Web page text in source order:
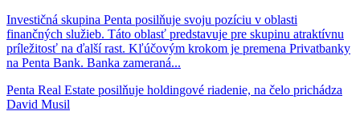
Investičná skupina Penta posilňuje svoju pozíciu v oblasti
finančných služieb. Táto oblasť predstavuje pre skupinu atraktívnu
príležitosť na ďalší rast. Kľúčovým krokom je premena Privatbanky
na Penta Bank. Banka zameraná...
Penta Real Estate posilňuje holdingové riadenie, na čelo prichádza
David Musil